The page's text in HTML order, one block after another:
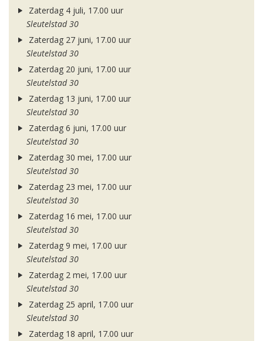
Zaterdag 4 juli, 17.00 uur
Sleutelstad 30
Zaterdag 27 juni, 17.00 uur
Sleutelstad 30
Zaterdag 20 juni, 17.00 uur
Sleutelstad 30
Zaterdag 13 juni, 17.00 uur
Sleutelstad 30
Zaterdag 6 juni, 17.00 uur
Sleutelstad 30
Zaterdag 30 mei, 17.00 uur
Sleutelstad 30
Zaterdag 23 mei, 17.00 uur
Sleutelstad 30
Zaterdag 16 mei, 17.00 uur
Sleutelstad 30
Zaterdag 9 mei, 17.00 uur
Sleutelstad 30
Zaterdag 2 mei, 17.00 uur
Sleutelstad 30
Zaterdag 25 april, 17.00 uur
Sleutelstad 30
Zaterdag 18 april, 17.00 uur